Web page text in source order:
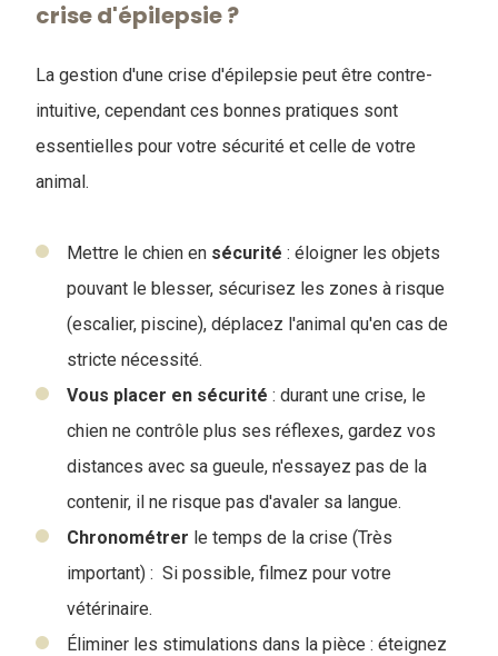
crise d'épilepsie ?
La gestion d'une crise d'épilepsie peut être contre-
intuitive, cependant ces bonnes pratiques sont
essentielles pour votre sécurité et celle de votre
animal.
Mettre le chien en sécurité : éloigner les objets
pouvant le blesser, sécurisez les zones à risque
(escalier, piscine), déplacez l'animal qu'en cas de
stricte nécessité.
Vous placer en sécurité : durant une crise, le
chien ne contrôle plus ses réflexes, gardez vos
distances avec sa gueule, n'essayez pas de la
contenir, il ne risque pas d'avaler sa langue.
Chronométrer le temps de la crise (Très
important) : Si possible, filmez pour votre
vétérinaire.
Éliminer les stimulations dans la pièce : éteignez